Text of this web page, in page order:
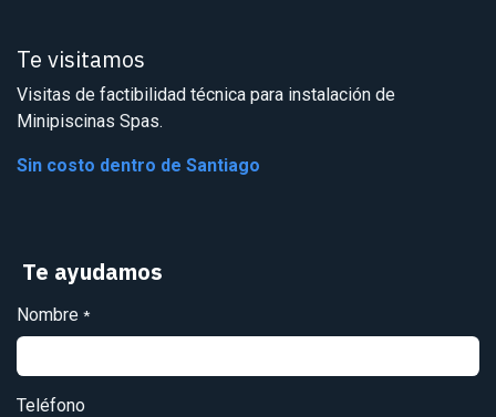
Te visitamos
Visitas de factibilidad técnica para instalación de
Minipiscinas Spas.
Sin costo dentro de Santiago
Te ayudamos
Nombre *
Teléfono